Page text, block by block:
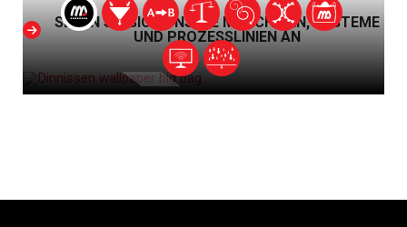
SEHEN SIE SICH UNSERE MASCHINEN, SYSTEME
UND PROZESSLINIEN AN